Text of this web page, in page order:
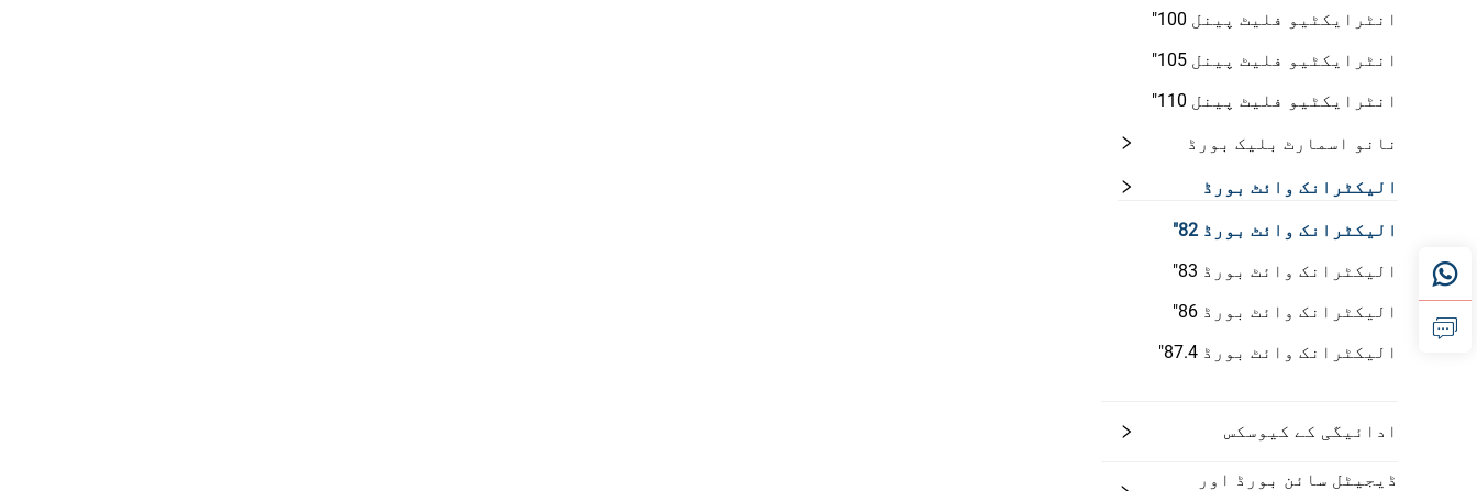
انٹرایکٹیو فلیٹ پینل 100"
انٹرایکٹیو فلیٹ پینل 105"
انٹرایکٹیو فلیٹ پینل 110"
نانو اسمارٹ بلیک بورڈ
الیکٹرانک وائٹ بورڈ
الیکٹرانک وائٹ بورڈ 82"
الیکٹرانک وائٹ بورڈ 83"
الیکٹرانک وائٹ بورڈ 86"
الیکٹرانک وائٹ بورڈ 87.4"
ادائیگی کے کیوسکس
ڈیجیٹل سائن بورڈ اور